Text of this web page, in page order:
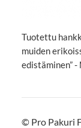
Tuotettu
muiden
edistäminen”
© Pro Pakuri